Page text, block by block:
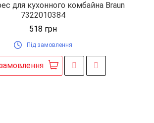
для кухонного комбайна Braun
7322010384
518 грн
Під замовлення